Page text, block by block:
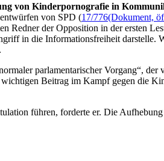
von Kinderpornografie in
von SPD (17/776(Dokument,
Redner der Opposition in der ersten
in die Informationsfreiheit darstelle.
parlamentarischer Vorgang“,
Beitrag im Kampf gegen die
führen, forderte er. Die